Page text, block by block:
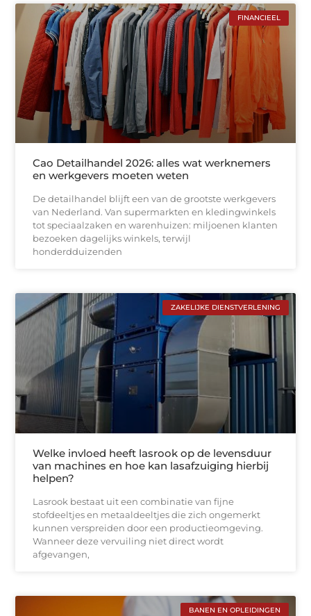
FINANCIEEL
Cao Detailhandel 2026: alles wat werknemers
en werkgevers moeten weten
De detailhandel blijft een van de grootste werkgevers
van Nederland. Van supermarkten en kledingwinkels
tot speciaalzaken en warenhuizen: miljoenen klanten
bezoeken dagelijks winkels, terwijl
honderdduizenden
ZAKELIJKE DIENSTVERLENING
Welke invloed heeft lasrook op de levensduur
van machines en hoe kan lasafzuiging hierbij
helpen?
Lasrook bestaat uit een combinatie van fijne
stofdeeltjes en metaaldeeltjes die zich ongemerkt
kunnen verspreiden door een productieomgeving.
Wanneer deze vervuiling niet direct wordt
afgevangen,
BANEN EN OPLEIDINGEN